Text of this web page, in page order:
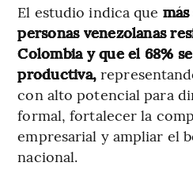
El estudio indica que
personas venezolanas
Colombia y que el 68%
productiva,
con alto potencial para
formal, fortalecer la
empresarial y ampliar el
nacional.